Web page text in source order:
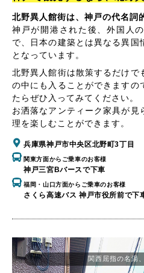
北野異人館街は、神戸の代名詞
神戸が開港された後、外国人
で、日本の建築とは異なる異国
となっています。
北野異人館街は散策するだけで
の中にも入ることができますの
たらぜひ入ってみてください。
お洒落なアンティーク家具が見
理を楽しむことができます。
兵庫県神戸市中央区北野町3丁目
関東方面からご乗車のお客様
神戸三宮Bバースで下車
福岡・山口方面からご乗車のお客様
さくら高速バス 神戸市役所前で下
関西屈指の名湯